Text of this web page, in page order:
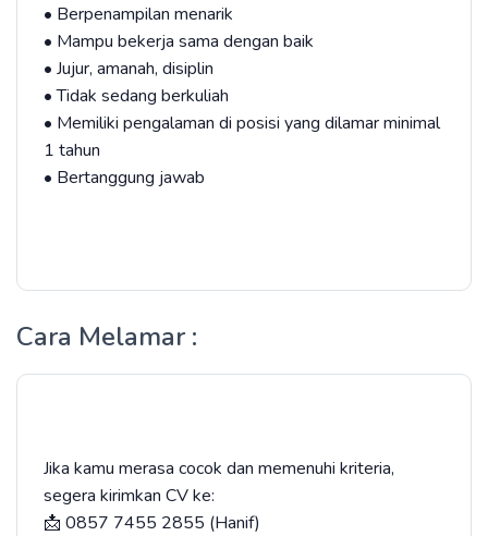
• Berpenampilan menarik
• Mampu bekerja sama dengan baik
• Jujur, amanah, disiplin
• Tidak sedang berkuliah
• Memiliki pengalaman di posisi yang dilamar minimal
1 tahun
• Bertanggung jawab
Cara Melamar :
Jika kamu merasa cocok dan memenuhi kriteria,
segera kirimkan CV ke:
📩 0857 7455 2855 (Hanif)